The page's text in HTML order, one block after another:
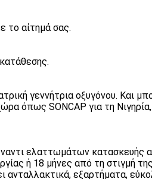
το αίτημά σας.
γεννήτρια οξυγόνου. Και
όπως SONCAP για τη
ελαττωμάτων κατασκευής
ή 18 μήνες από τη στιγμή
εξαρτήματα,